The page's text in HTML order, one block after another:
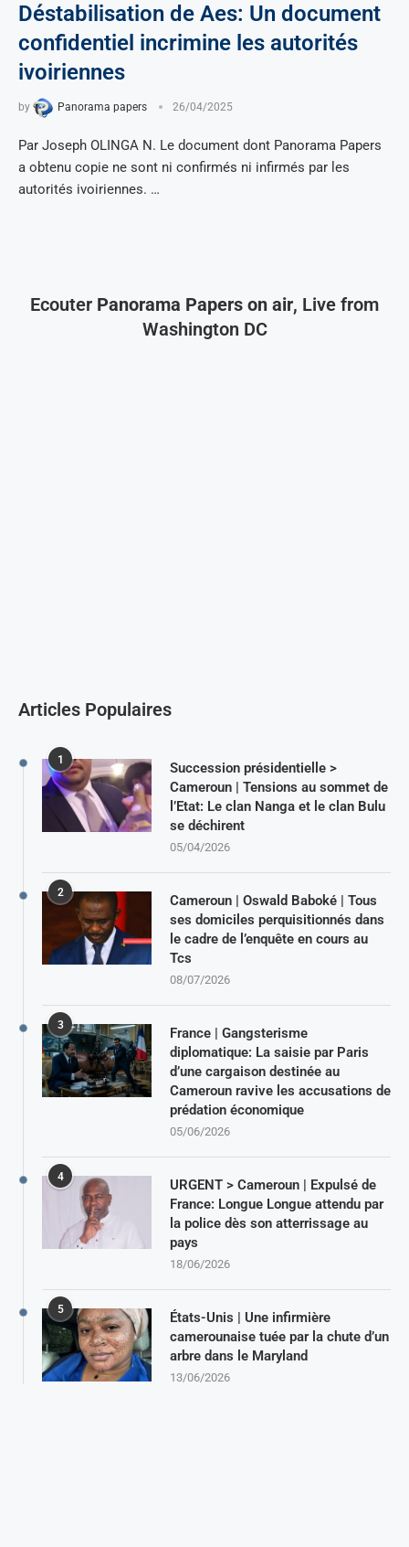
Déstabilisation de Aes: Un document
confidentiel incrimine les autorités
ivoiriennes
by Panorama papers 26/04/2025
Par Joseph OLINGA N. Le document dont Panorama Papers
a obtenu copie ne sont ni confirmés ni infirmés par les
autorités ivoiriennes. …
Ecouter Panorama Papers on air, Live from
Washington DC
Articles Populaires
1
Succession présidentielle >
Cameroun | Tensions au sommet de
l’Etat: Le clan Nanga et le clan Bulu
se déchirent
05/04/2026
2
Cameroun | Oswald Baboké | Tous
ses domiciles perquisitionnés dans
le cadre de l’enquête en cours au
Tcs
08/07/2026
3
France | Gangsterisme
diplomatique: La saisie par Paris
d’une cargaison destinée au
Cameroun ravive les accusations de
prédation économique
05/06/2026
4
URGENT > Cameroun | Expulsé de
France: Longue Longue attendu par
la police dès son atterrissage au
pays
18/06/2026
5
États-Unis | Une infirmière
camerounaise tuée par la chute d’un
arbre dans le Maryland
13/06/2026